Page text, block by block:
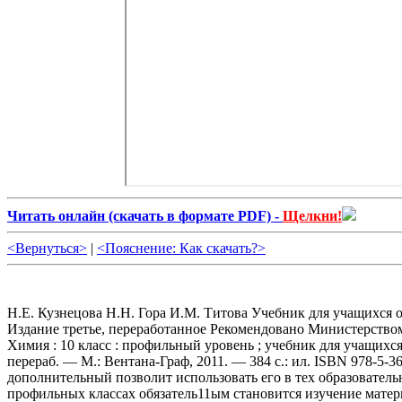
Читать онлайн (cкачать в формате PDF) - Щелкни!
<Вернуться> | <Пояснение: Как скачать?>
Н.Е. Кузнецова Н.Н. Гора И.М. Титова Учебник для учащихся общеобразовательных учреждений Под редакцией проф. Н.Е. Кузнецовой Москва Издательский центр «Вентана-Граф» 2011 Издание третье, переработанное Рекомендовано Министерством образования и науки Российской Федерации ББК 24я72 К89 Учебник включён в федеральный перечень Кузнецова Н.£. К89 Химия : 10 класс : профильный уровень ; учебник для учащихся общеобразовательных учреждений / Н.Е. Кузнецова, Н.Н. Тара, И.М. Титова / под ред. проф. Н.Е. Кузнецовой. — 3-е изд., перераб. — М.: Вентана-Граф, 2011. — 384 с.: ил. ISBN 978-5-360-02633-4 Учебник предназначен для изучения химии в старшей школе на профильном уровне. Разделение текста на основной и дополнительный позволит использовать его в тех образовательных учреждениях, которые посчитают возможным выделить на изучение химии дополнительный час в неделю. При обучении в профильных классах обязатель11ым становится изучение материала, отмеченного знаком В , выделенного в учебнике шрифтом, отличным от основного, и дополнительного материала к параграфам и главам. Учебник может быть использован также при изучении химии в учебных заведени51х начального и среднего профессионального образования. Соответствует федеральному компоненту государственных образовательных стандартов среднего (полного) общего образования (2004 г.). ББК 24я72 Условные обозначения Вопросы, над которыми полезно подумать, собираясь на очередной урок химии, а также вопросы по ходу урока Химический опыт Простые вопросы, для ответа на них необходимо внимательно прочитать текст учебника И А □ Вопросы и задания посложнее 0 Наиболее трудные задания ^ Творческие задания ISBN 978-5-360-02633-4 ©Кузнецова Н.Е, Тара Н.Н., Титова И.М., 2004 © Издательский центр «Вентана-Граф», 2004 © Кузнецова Н.Е, Тара Н.Н., Титова И.М., 2008, с изменениями ©Издательский центр «Вентана-Граф», 2008, с изменениями Предисловие Дорогие старшеклассники! В основной школе вы познакомились с важнейшей областью химической науки — неорганической химией, с ее основными объектами: химическими элементами, веществами, химическими реакциями — и с ее фундаментальными понятиями, законами и теориями. Вы изучали ведущие теоретические положения неорганической химии — периодический закон и периодическую систему Д.И. Менделеева, а также электронную теорию строения веществ. Вы получили представление не только о теоретической, но и о прикладной стороне этой науки на примере химических производств и областей применения многих неорганических веществ. Вы поняли огромную значимость данной науки, которая, давая представление об общих законах состава и строения неорганических веществ и их превращений, помогает глубже познать окружающий мир. Полученные вами из курса химии в 8 и 9 классах знания, умения и свое позитивное отношение к миру веществ вы будете активно использовать при дальнейшем изучении химии в старших классах. В 10 классе общеобразовательной школы вам предстоит изучать органическую химию, имеющую много общих понятий и теоретических представлений с неорганической химией, но в то же время — свою специфику и свой предмет изучения, которые выделяют ее в самостоятельную область науки, тесно связанную с жизнью. В соответствии с традициями построения курсов химии для 8-9 классов, кроме собственно химического содержания, направленного на усвоение основ